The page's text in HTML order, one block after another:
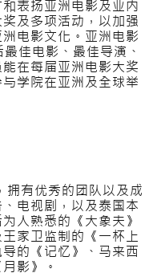
表扬亚洲电影及业内
及多项活动，以加强
电影文化。亚洲电影
佳电影、最佳导演、
在每届亚洲电影大奖
学院在亚洲及全球举
拥有优秀的团队以及成
电视剧，以及泰国本
人熟悉的《大象夫》
家卫监制的《一杯上
的《记忆》、马来西
影》。